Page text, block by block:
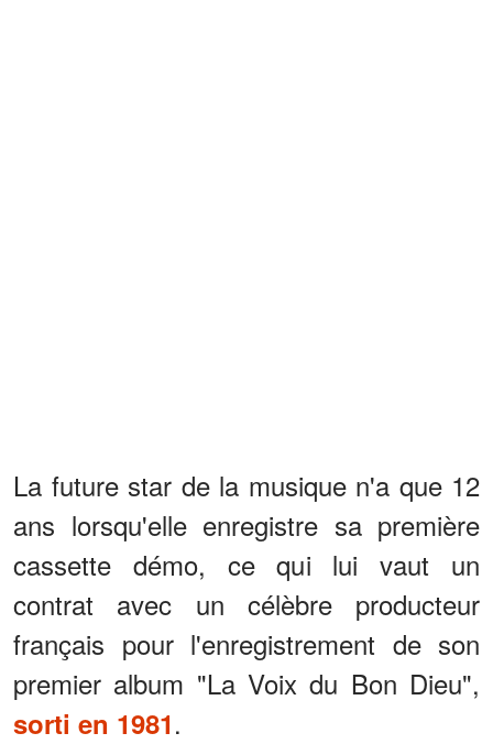
La future star de la musique n'a que 12
ans lorsqu'elle enregistre sa première
cassette démo, ce qui lui vaut un
contrat avec un célèbre producteur
français pour l'enregistrement de son
premier album "La Voix du Bon Dieu",
sorti en 1981.